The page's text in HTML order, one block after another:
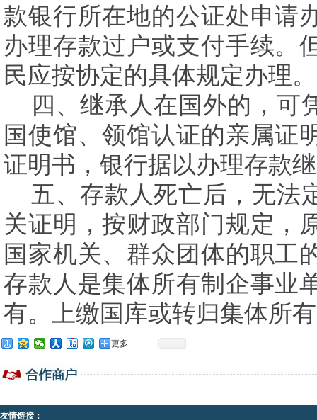
款银行所在地的公证处申请
办理存款过户或支付手续。
民应按协定的具体规定办理。
四、继承人在国外的，可
国使馆、领馆认证的亲属证
证明书，银行据以办理存款
五、存款人死亡后，无法
关证明，按财政部门规定，
国家机关、群众团体的职工
存款人是集体所有制企事业
有。上缴国库或转归集体所
更多
友情链接：